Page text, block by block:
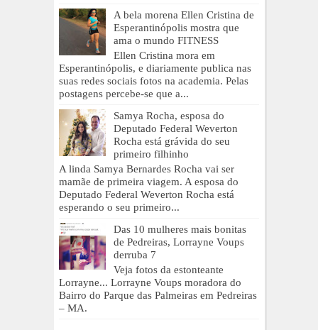
A bela morena Ellen Cristina de
Esperantinópolis mostra que
ama o mundo FITNESS
Ellen Cristina mora em
Esperantinópolis, e diariamente publica nas
suas redes sociais fotos na academia. Pelas
postagens percebe-se que a...
Samya Rocha, esposa do
Deputado Federal Weverton
Rocha está grávida do seu
primeiro filhinho
A linda Samya Bernardes Rocha vai ser
mamãe de primeira viagem. A esposa do
Deputado Federal Weverton Rocha está
esperando o seu primeiro...
Das 10 mulheres mais bonitas
de Pedreiras, Lorrayne Voups
derruba 7
Veja fotos da estonteante
Lorrayne... Lorrayne Voups moradora do
Bairro do Parque das Palmeiras em Pedreiras
– MA.